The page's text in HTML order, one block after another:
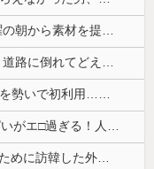
【画像】 サンモニの女子アナさん、日曜の朝から素材を提供してしまう
【悲報】 女さん、歩行者を轢いた挙句、道路に倒れてどえらいことになってしまうw w w w w w w
長身美ボディの保育士さんが女性用風俗を勢いで初利用…子供に絶対見せられないメスの顔でイキまくり。
井上晴美、乳首ヘア○ードや濡れ場お○ぱいがエ□過ぎる！人生最後のラスト写真集、最高！！
韓国のサッカー協会、W杯予選等を裁くために訪韓した外国人審判を「性接待」していた……大して強くもないチームが潤沢な予算を持ってりゃそうなるわな